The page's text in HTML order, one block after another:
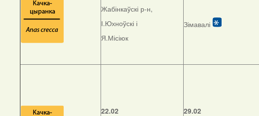
Жабінкаўскі р-н,
І.Юхноўскі і
Я.Місіюк
Зімавалі
22.02
29.02